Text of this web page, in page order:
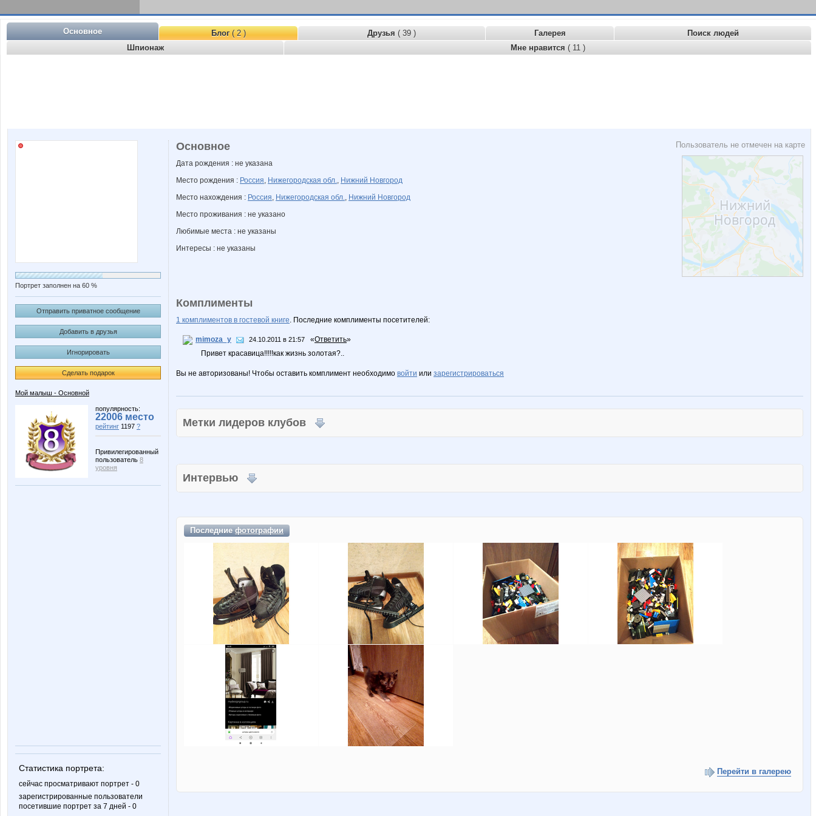
Основное Блог( 2 ) Друзья ( 39 ) Галерея
Поиск людей
Шпионаж
Мне нравится ( 11 )
Портрет заполнен на 60 %
Отправить приватное сообщение
Добавить в друзья
Игнорировать
Сделать подарок
Мой малыш - Основной
популярность:
22006 место
рейтинг 1197 ?
Привилегированный
пользователь 8
уровня
Статистика портрета:
сейчас просматривают портрет - 0
зарегистрированные пользователи
посетившие портрет за 7 дней - 0
Пользователь не отмечен на карте
Основное
Дата рождения : не указана
Место рождения : Россия, Нижегородская обл., Нижний Новгород
Место нахождения : Россия, Нижегородская обл., Нижний Новгород
Место проживания : не указано
Любимые места : не указаны
Интересы : не указаны
Комплименты
1 комплиментов в гостевой книге. Последние комплименты посетителей:
mimoza_y 24.10.2011 в 21:57 «Ответить»
Привет красавица!!!!!как жизнь золотая?..
Вы не авторизованы! Чтобы оставить комплимент необходимо войти или зарегистрироваться
Метки лидеров клубов
Интервью
Последниефотографии
Перейти в галерею